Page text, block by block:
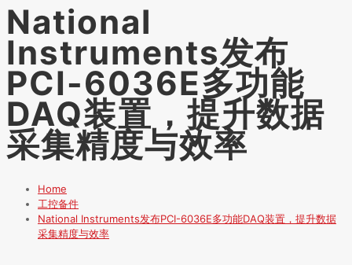
National
Instruments发布
PCI-6036E多功能
DAQ装置，提升数据
采集精度与效率
Home
工控备件
National Instruments发布PCI-6036E多功能DAQ装置，提升数据
采集精度与效率